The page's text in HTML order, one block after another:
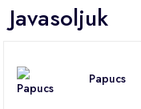
Javasoljuk
Papucs